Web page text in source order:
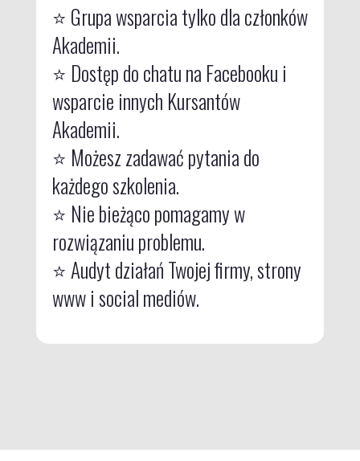
⭐ Grupa wsparcia tylko dla członków
Akademii.
⭐ Dostęp do chatu na Facebooku i
wsparcie innych Kursantów
Akademii.
⭐ Możesz zadawać pytania do
każdego szkolenia.
⭐ Nie bieżąco pomagamy w
rozwiązaniu problemu.
⭐ Audyt działań Twojej firmy, strony
www i social mediów.